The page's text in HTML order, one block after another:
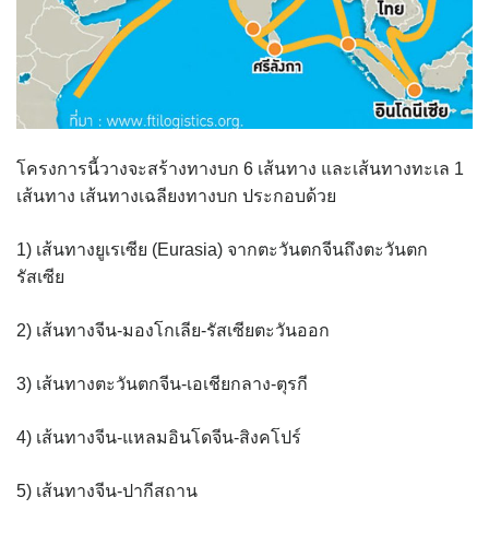
โครงการนี้วางจะสร้างทางบก 6 เส้นทาง และเส้นทางทะเล 1
เส้นทาง เส้นทางเฉลียงทางบก ประกอบด้วย
1) เส้นทางยูเรเซีย (Eurasia) จากตะวันตกจีนถึงตะวันตก
รัสเซีย
2) เส้นทางจีน-มองโกเลีย-รัสเซียตะวันออก
3) เส้นทางตะวันตกจีน-เอเชียกลาง-ตุรกี
4) เส้นทางจีน-แหลมอินโดจีน-สิงคโปร์
5) เส้นทางจีน-ปากีสถาน